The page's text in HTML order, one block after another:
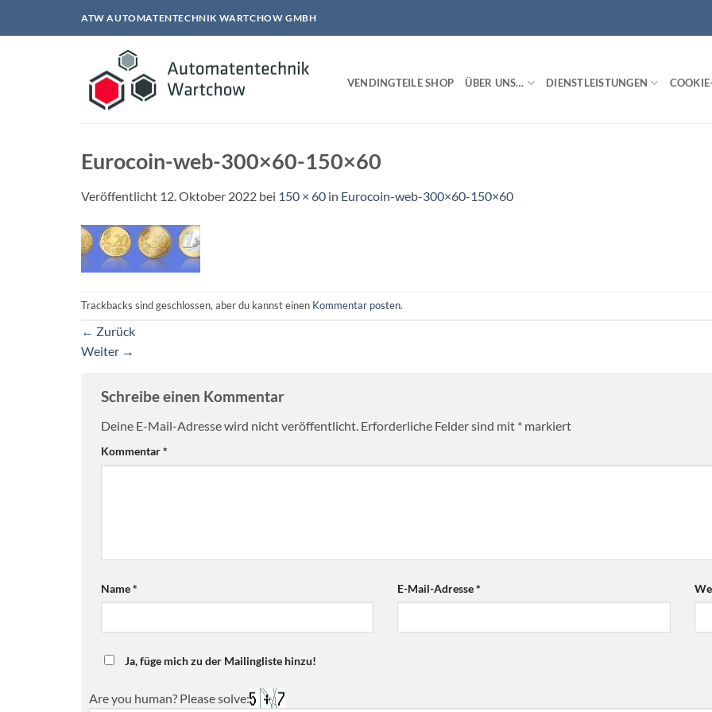
ATW AUTOMATENTECHNIK WARTCHOW GMBH
VENDINGTEILE SHOP ÜBER UNS… DIENSTLEISTUNGEN
Eurocoin-web-300×60-150×60
Veröffentlicht 12. Oktober 2022 bei 150 × 60 in Eurocoin-web-300×60-150×60
Trackbacks sind geschlossen, aber du kannst einen Kommentar posten.
← Zurück
Weiter →
Schreibe einen Kommentar
Deine E-Mail-Adresse wird nicht veröffentlicht. Erforderliche Felder sind mit * markiert
Kommentar*
Name* E-Mail-Adresse*
Ja, füge mich zu der Mailingliste hinzu!
Are you human? Please solve: